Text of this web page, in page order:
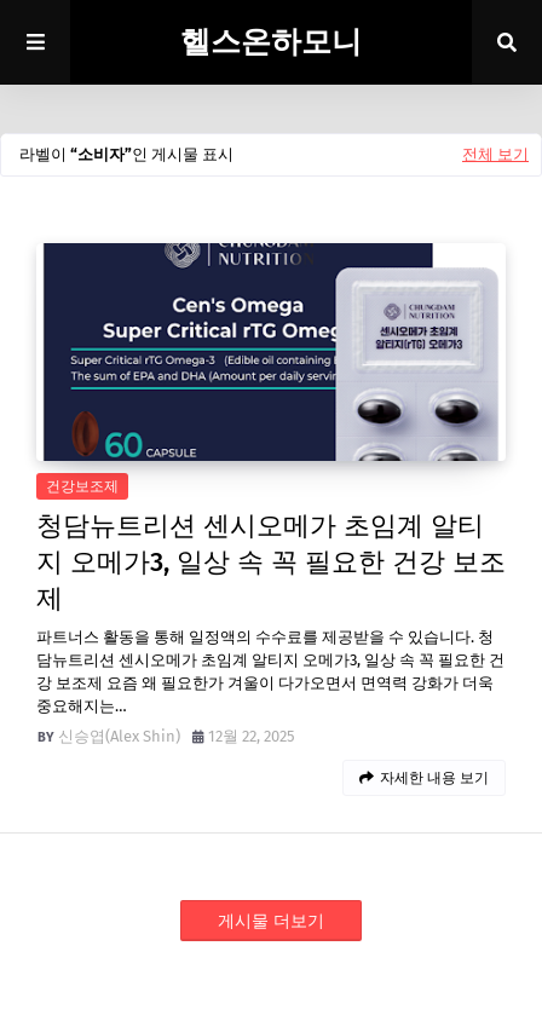
헬스온하모니
라벨이 소비자 인 게시물 표시 전체 보기
건강보조제
청담뉴트리션 센시오메가 초임계 알티
지 오메가3, 일상 속 꼭 필요한 건강 보조
제
파트너스 활동을 통해 일정액의 수수료를 제공받을 수 있습니다. 청
담뉴트리션 센시오메가 초임계 알티지 오메가3, 일상 속 꼭 필요한 건
강 보조제 요즘 왜 필요한가 겨울이 다가오면서 면역력 강화가 더욱
중요해지는…
신승엽(Alex Shin)
12월 22, 2025
자세한 내용 보기
게시물 더보기